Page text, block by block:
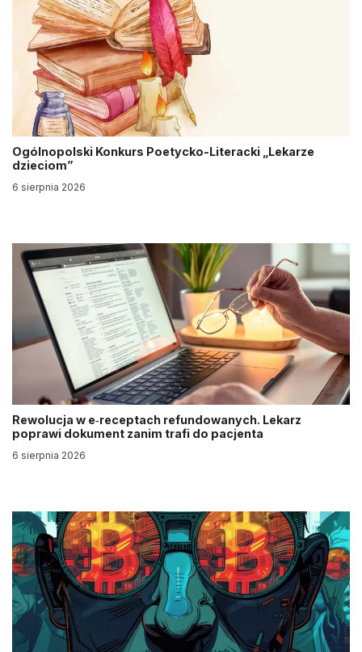
Ogólnopolski Konkurs Poetycko-Literacki „Lekarze
dzieciom”
6 sierpnia 2026
Rewolucja w e‑receptach refundowanych. Lekarz
poprawi dokument zanim trafi do pacjenta
6 sierpnia 2026